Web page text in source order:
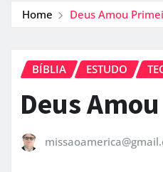
Home Deus Amou
BÍBLIA ESTUDO
Deus